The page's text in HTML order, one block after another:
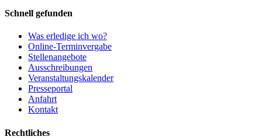
Schnell gefunden
Was erledige ich wo?
Online-Terminvergabe
Stellenangebote
Ausschreibungen
Veranstaltungskalender
Presseportal
Anfahrt
Kontakt
Rechtliches